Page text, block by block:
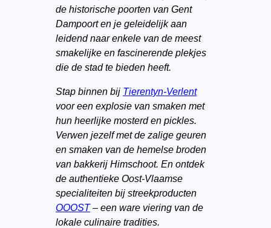
de historische poorten van Gent
Dampoort en je geleidelijk aan
leidend naar enkele van de meest
smakelijke en fascinerende plekjes
die de stad te bieden heeft.
Stap binnen bij Tierentyn-Verlent
voor een explosie van smaken met
hun heerlijke mosterd en pickles.
Verwen jezelf met de zalige geuren
en smaken van de hemelse broden
van bakkerij Himschoot. En ontdek
de authentieke Oost-Vlaamse
specialiteiten bij streekproducten
OOOST– een ware viering van de
lokale culinaire tradities.